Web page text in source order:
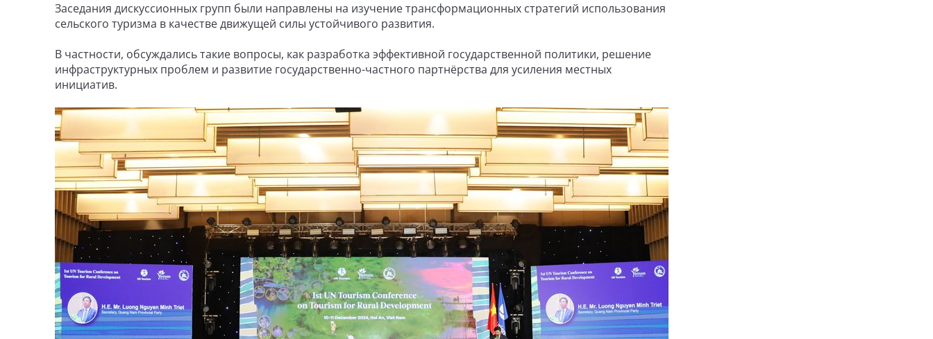
Заседания дискуссионных групп были направлены на изучение трансформационных стратегий использования
сельского туризма в качестве движущей силы устойчивого развития.
В частности, обсуждались такие вопросы, как разработка эффективной государственной политики, решение
инфраструктурных проблем и развитие государственно-частного партнёрства для усиления местных
инициатив.